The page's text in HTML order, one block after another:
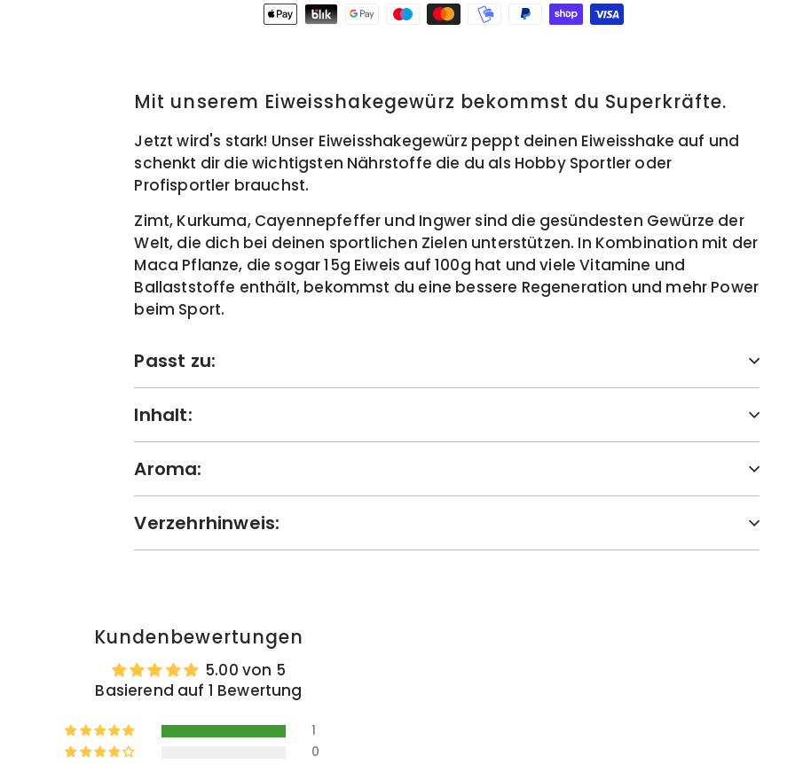
Mit unserem Eiweisshakegewürz bekommst du Superkräfte.
Jetzt wird's stark! Unser Eiweisshakegewürz peppt deinen Eiweisshake auf und
schenkt dir die wichtigsten Nährstoffe die du als Hobby Sportler oder
Profisportler brauchst.
Zimt, Kurkuma, Cayennepfeffer und Ingwer sind die gesündesten Gewürze der
Welt, die dich bei deinen sportlichen Zielen unterstützen. In Kombination mit der
Maca Pflanze, die sogar 15g Eiweis auf 100g hat und viele Vitamine und
Ballaststoffe enthält, bekommst du eine bessere Regeneration und mehr Power
beim Sport.
Passt zu:
Inhalt:
Aroma:
Verzehrhinweis:
Kundenbewertungen
5.00 von 5
Basierend auf 1 Bewertung
1
0